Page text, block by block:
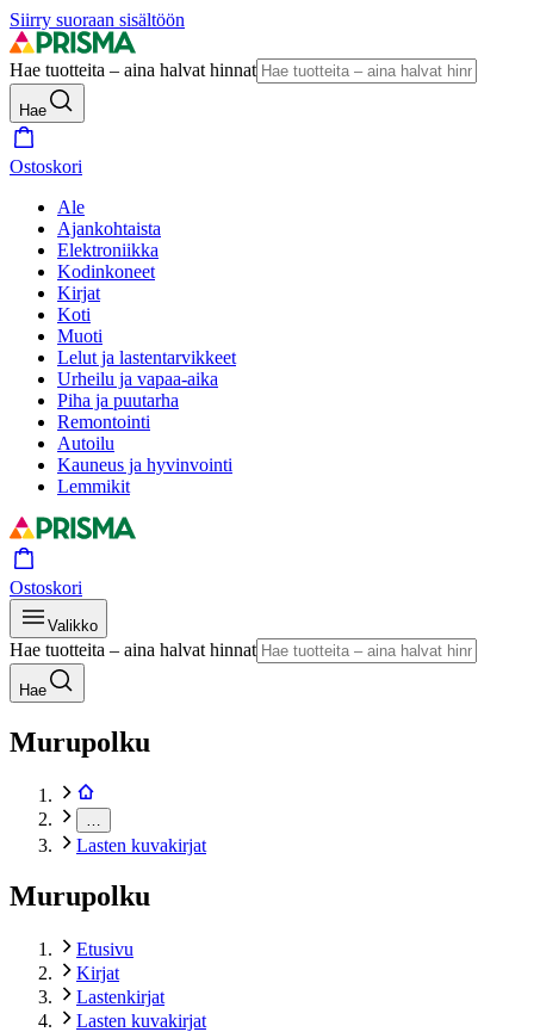
Siirry suoraan sisältöön
Hae tuotteita – aina halvat hinnat
Hae
Ostoskori
Ale
Ajankohtaista
Elektroniikka
Kodinkoneet
Kirjat
Koti
Muoti
Lelut ja lastentarvikkeet
Urheilu ja vapaa-aika
Piha ja puutarha
Remontointi
Autoilu
Kauneus ja hyvinvointi
Lemmikit
Ostoskori
Valikko
Hae tuotteita – aina halvat hinnat
Hae
Murupolku
Lasten kuvakirjat
Murupolku
Etusivu
Kirjat
Lastenkirjat
Lasten kuvakirjat